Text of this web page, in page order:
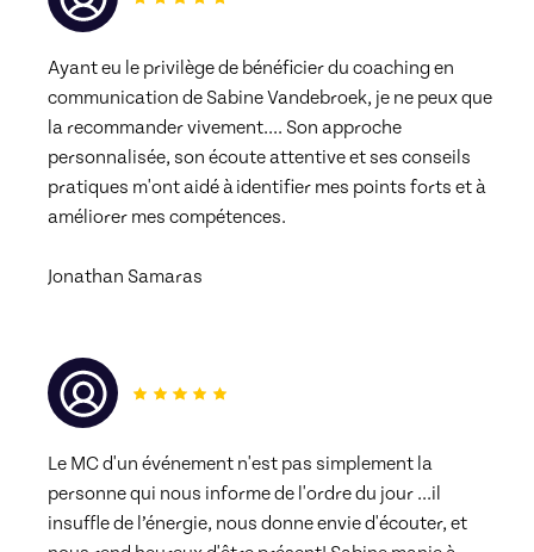
Ayant eu le privilège de bénéficier du coaching en
communication de Sabine Vandebroek, je ne peux que
la recommander vivement.... Son approche
personnalisée, son écoute attentive et ses conseils
pratiques m'ont aidé à identifier mes points forts et à
améliorer mes compétences.
Jonathan Samaras
Le MC d'un événement n'est pas simplement la
personne qui nous informe de l'ordre du jour ...il
insuffle de l’énergie, nous donne envie d'écouter, et